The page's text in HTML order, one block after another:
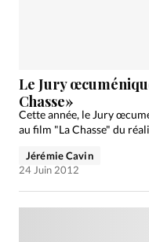
Le Jury
Chasse»
Cette année, le Jury
au film "La Chasse" du
Jérémie Cavin
24 Juin 2012